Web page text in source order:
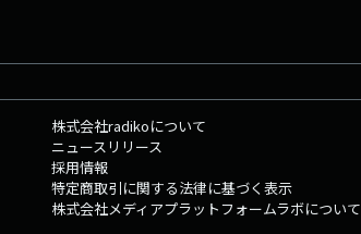
株式会社radikoについて
ニュースリリース
採用情報
特定商取引に関する法律に基づく表示
株式会社メディアプラットフォームラボについて